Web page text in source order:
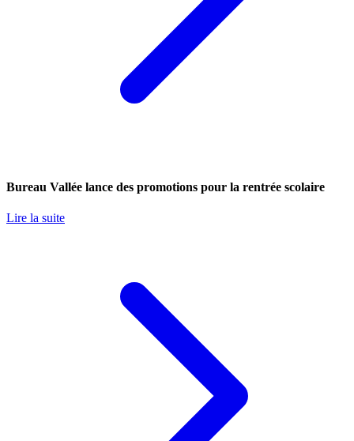
Bureau Vallée lance des promotions pour la rentrée scolaire
Lire la suite